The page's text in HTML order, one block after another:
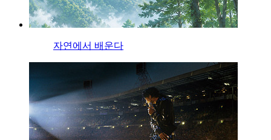
자연에서 배운다